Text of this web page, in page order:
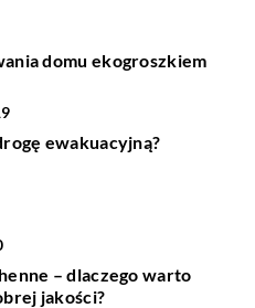
domu ekogroszkiem
ewakuacyjną?
– dlaczego warto
jakości?